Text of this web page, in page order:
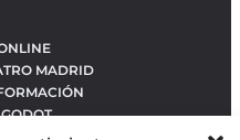
MADRID